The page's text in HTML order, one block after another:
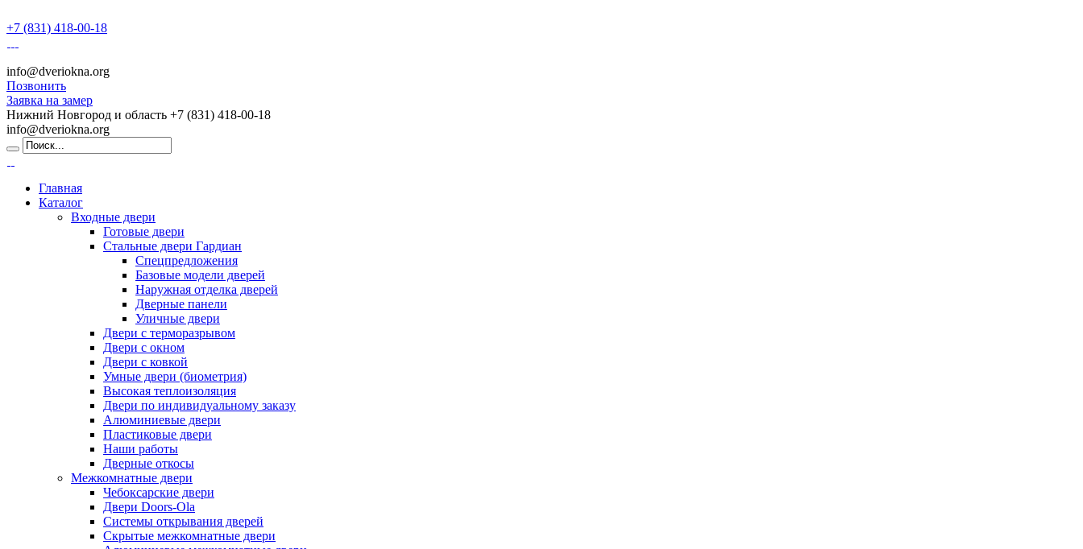
+7 (831) 418-00-18
info@dveriokna.org
Позвонить
Заявка на замер
Нижний Новгород и область +7 (831) 418-00-18
info@dveriokna.org
Главная
Каталог
Входные двери
Готовые двери
Стальные двери Гардиан
Спецпредложения
Базовые модели дверей
Наружная отделка дверей
Дверные панели
Уличные двери
Двери с терморазрывом
Двери с окном
Двери с ковкой
Умные двери (биометрия)
Высокая теплоизоляция
Двери по индивидуальному заказу
Алюминиевые двери
Пластиковые двери
Наши работы
Дверные откосы
Межкомнатные двери
Чебоксарские двери
Двери Doors-Ola
Системы открывания дверей
Скрытые межкомнатные двери